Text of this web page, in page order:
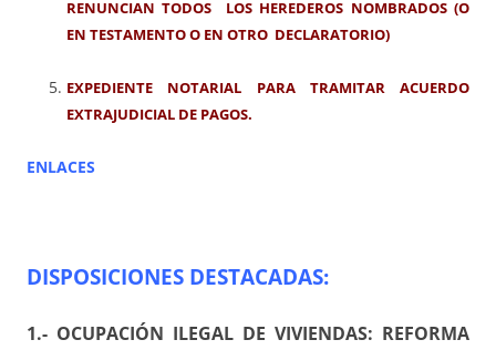
RENUNCIAN TODOS LOS HEREDEROS NOMBRADOS (O
EN TESTAMENTO O EN OTRO DECLARATORIO)
EXPEDIENTE NOTARIAL PARA TRAMITAR ACUERDO
EXTRAJUDICIAL DE PAGOS.
ENLACES
DISPOSICIONES DESTACADAS:
1.- OCUPACIÓN ILEGAL DE VIVIENDAS: REFORMA